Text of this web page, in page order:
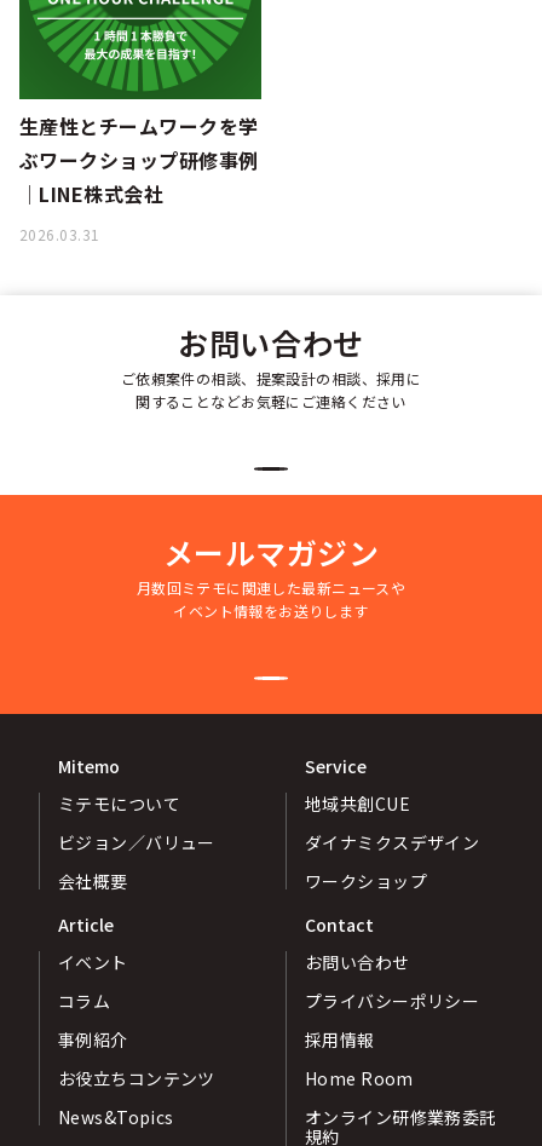
生産性とチームワークを学
ぶワークショップ研修事例
│LINE株式会社
2026.03.31
お問い合わせ
ご依頼案件の相談、提案設計の相談、採用に
関することなどお気軽にご連絡ください
メールマガジン
月数回ミテモに関連した最新ニュースや
イベント情報をお送りします
Mitemo
ミテモについて
ビジョン／バリュー
会社概要
Service
地域共創CUE
ダイナミクスデザイン
ワークショップ
Article
イベント
コラム
事例紹介
お役立ちコンテンツ
News&Topics
Contact
お問い合わせ
プライバシーポリシー
採用情報
Home Room
オンライン研修業務委託
規約